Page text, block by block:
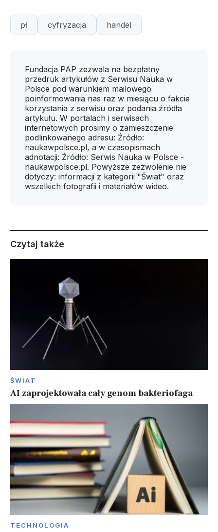
pł cyfryzacja handel
Fundacja PAP zezwala na bezpłatny
przedruk artykułów z Serwisu Nauka w
Polsce pod warunkiem mailowego
poinformowania nas raz w miesiącu o fakcie
korzystania z serwisu oraz podania źródła
artykułu. W portalach i serwisach
internetowych prosimy o zamieszczenie
podlinkowanego adresu: Źródło:
naukawpolsce.pl, a w czasopismach
adnotacji: Źródło: Serwis Nauka w Polsce -
naukawpolsce.pl. Powyższe zezwolenie nie
dotyczy: informacji z kategorii "Świat" oraz
wszelkich fotografii i materiałów wideo.
Czytaj także
ŚWIAT
AI zaprojektowała cały genom bakteriofaga
TECHNOLOGIA